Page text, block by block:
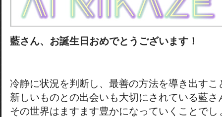
藍さん、お誕生日おめでとうございます！
冷静に状況を判断し、最善の方法を導き出すこ
新しいものとの出会いも大切にされている藍さ
その世界はますます豊かになっていくことでし